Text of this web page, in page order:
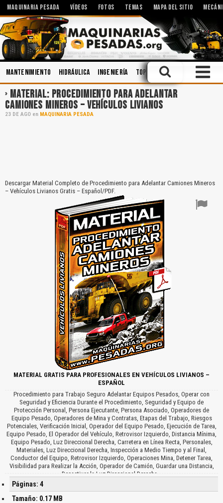
MAQUINARIA PESADA VÍDEOS FOTOS TEMAS MAPA DEL SITIO
Mantenimiento Hidráulica Ingeniería Topografía Caja de Cambios
MATERIAL: PROCEDIMIENTO PARA ADELANTAR
CAMIONES MINEROS – VEHÍCULOS LIVIANOS
23 DE AGO en MAQUINARIA PESADA
Descargar Material Completo de Procedimiento para Adelantar Camiones Mineros
– Vehículos Livianos Gratis – Español/PDF.
MATERIAL GRATIS PARA PROFESIONALES EN VEHÍCULOS LIVIANOS –
ESPAÑOL
Procedimiento para Trabajo Seguro Adelantar Equipos Pesados, Operar con
Seguridad y Eficiencia Durante el Procedimiento, Seguridad y Equipo de
Protección Personal, Persona Ejecutante, Persona Asociado, Operadores de
Equipo Pesado, Operadores de Mina y Contratas, Etapas del Trabajo, Riesgos
Potenciales, Verificación Inicial, Operador del Equipo Pesado, Ejecución de Tarea,
Equipo Pesado, El Operador del Vehículo, Retrovisor Izquierdo, Distancia Mínima,
Equipo Pesado, Luz Direccional Derecha, Carretera en Línea Recta, Personales,
Materiales, Luz Direccional Derecha, Inspección a Medio Tiempo y al Final,
Conductor del Equipo, Retrovisor Izquierdo, Operaciones Mina, Detener Tarea,
Visibilidad para Realizar la Acción, Operador de Camión, Guardar una Distancia,
Desactivar la Luz Direccional Derecha…
Páginas: 4
Tamaño: 0.17 MB